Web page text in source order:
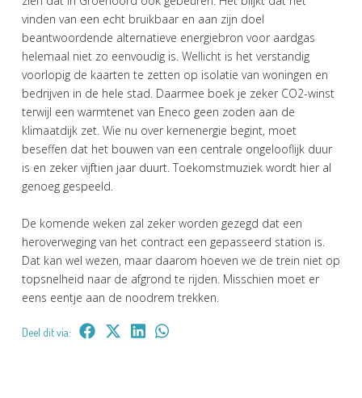
vinden van een echt bruikbaar en aan zijn doel
beantwoordende alternatieve energiebron voor aardgas
helemaal niet zo eenvoudig is. Wellicht is het verstandig
voorlopig de kaarten te zetten op isolatie van woningen en
bedrijven in de hele stad. Daarmee boek je zeker CO2-winst
terwijl een warmtenet van Eneco geen zoden aan de
klimaatdijk zet. Wie nu over kernenergie begint, moet
beseffen dat het bouwen van een centrale ongelooflijk duur
is en zeker vijftien jaar duurt. Toekomstmuziek wordt hier al
genoeg gespeeld.
De komende weken zal zeker worden gezegd dat een
heroverweging van het contract een gepasseerd station is.
Dat kan wel wezen, maar daarom hoeven we de trein niet op
topsnelheid naar de afgrond te rijden. Misschien moet er
eens eentje aan de noodrem trekken.
Deel dit via: